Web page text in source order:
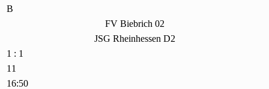
B
FV Biebrich 02
JSG Rheinhessen D2
1 : 1
11
16:50